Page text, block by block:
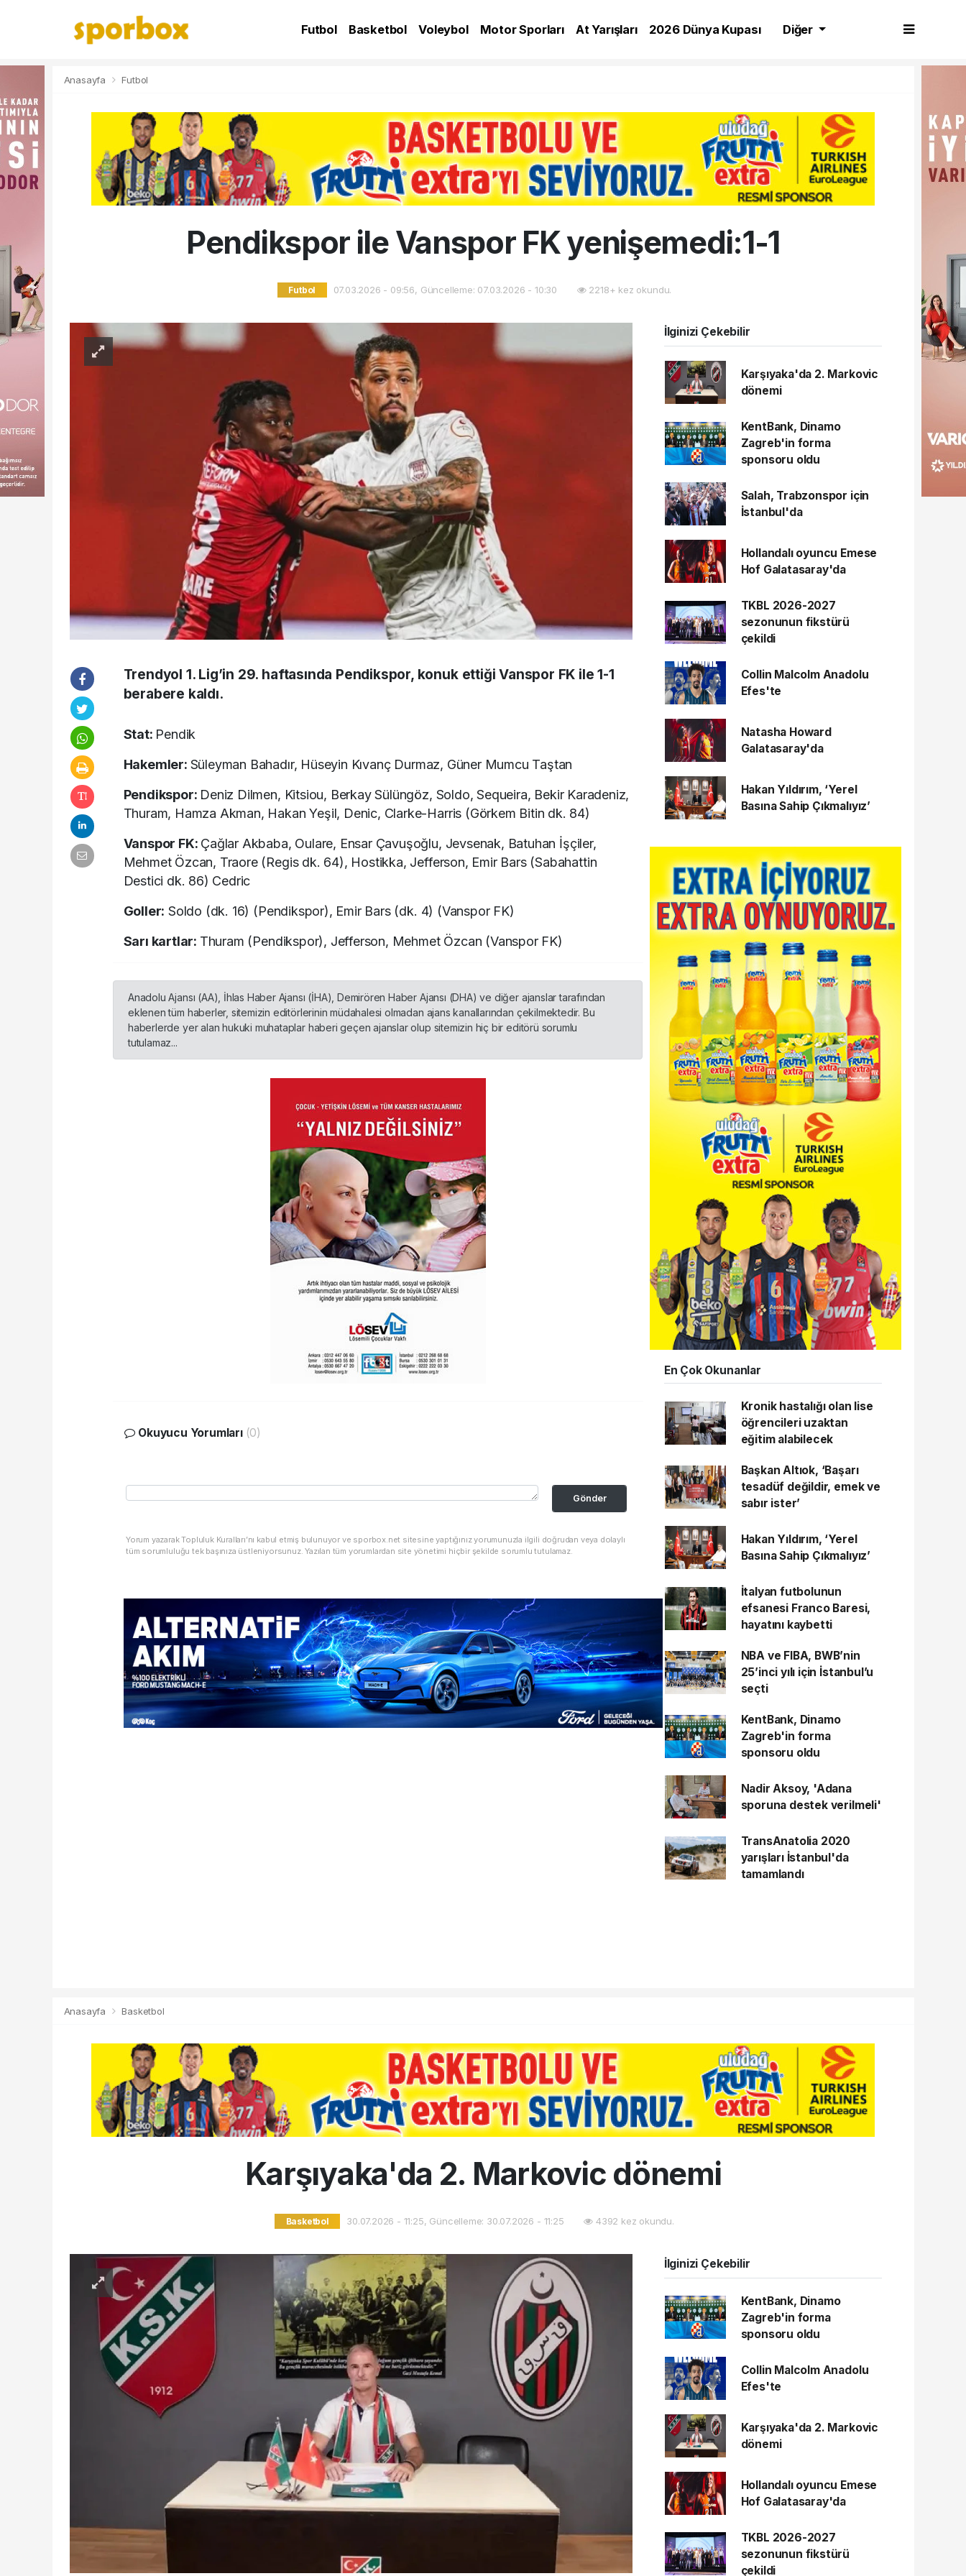
Futbol Basketbol Voleybol Motor Sporları At Yarışları
2026 Dünya Kupası
Diğer
Anasayfa Futbol
Pendikspor ile Vanspor FK yenişemedi:1-1
Futbol 07.03.2026 - 09:56, Güncelleme: 07.03.2026 - 10:30 2218+ kez okundu.
Trendyol 1. Lig’in 29. haftasında Pendikspor, konuk ettiği Vanspor FK ile 1-1
berabere kaldı.
Stat: Pendik
Hakemler: Süleyman Bahadır, Hüseyin Kıvanç Durmaz, Güner Mumcu Taştan
Pendikspor: Deniz Dilmen, Kitsiou, Berkay Sülüngöz, Soldo, Sequeira, Bekir Karadeniz,
Thuram, Hamza Akman, Hakan Yeşil, Denic, Clarke-Harris (Görkem Bitin dk. 84)
Vanspor FK: Çağlar Akbaba, Oulare, Ensar Çavuşoğlu, Jevsenak, Batuhan İşçiler,
Mehmet Özcan, Traore (Regis dk. 64), Hostikka, Jefferson, Emir Bars (Sabahattin
Destici dk. 86) Cedric
Goller: Soldo (dk. 16) (Pendikspor), Emir Bars (dk. 4) (Vanspor FK)
Sarı kartlar: Thuram (Pendikspor), Jefferson, Mehmet Özcan (Vanspor FK)
Anadolu Ajansı (AA), İhlas Haber Ajansı (İHA), Demirören Haber Ajansı (DHA) ve diğer ajanslar tarafından
eklenen tüm haberler, sitemizin editörlerinin müdahalesi olmadan ajans kanallarından çekilmektedir. Bu
haberlerde yer alan hukuki muhataplar haberi geçen ajanslar olup sitemizin hiç bir editörü sorumlu
tutulamaz...
Okuyucu Yorumları (0)
Gönder
Yorum yazarak Topluluk Kuralları’nı kabul etmiş bulunuyor ve sporbox.net sitesine yaptığınız yorumunuzla ilgili doğrudan veya dolaylı
tüm sorumluluğu tek başınıza üstleniyorsunuz. Yazılan tüm yorumlardan site yönetimi hiçbir şekilde sorumlu tutulamaz.
İlginizi Çekebilir
Karşıyaka'da 2. Markovic
dönemi
KentBank, Dinamo
Zagreb'in forma
sponsoru oldu
Salah, Trabzonspor için
İstanbul'da
Hollandalı oyuncu Emese
Hof Galatasaray'da
TKBL 2026-2027
sezonunun fikstürü
çekildi
Collin Malcolm Anadolu
Efes'te
Natasha Howard
Galatasaray'da
Hakan Yıldırım, ‘Yerel
Basına Sahip Çıkmalıyız’
En Çok Okunanlar
Kronik hastalığı olan lise
öğrencileri uzaktan
eğitim alabilecek
Başkan Altıok, ‘Başarı
tesadüf değildir, emek ve
sabır ister’
Hakan Yıldırım, ‘Yerel
Basına Sahip Çıkmalıyız’
İtalyan futbolunun
efsanesi Franco Baresi,
hayatını kaybetti
NBA ve FIBA, BWB’nin
25’inci yılı için İstanbul’u
seçti
KentBank, Dinamo
Zagreb'in forma
sponsoru oldu
Nadir Aksoy, 'Adana
sporuna destek verilmeli'
TransAnatolia 2020
yarışları İstanbul'da
tamamlandı
Anasayfa Basketbol
Karşıyaka'da 2. Markovic dönemi
Basketbol 30.07.2026 - 11:25, Güncelleme: 30.07.2026 - 11:25 4392 kez okundu.
İlginizi Çekebilir
KentBank, Dinamo
Zagreb'in forma
sponsoru oldu
Collin Malcolm Anadolu
Efes'te
Karşıyaka'da 2. Markovic
dönemi
Hollandalı oyuncu Emese
Hof Galatasaray'da
TKBL 2026-2027
sezonunun fikstürü
çekildi